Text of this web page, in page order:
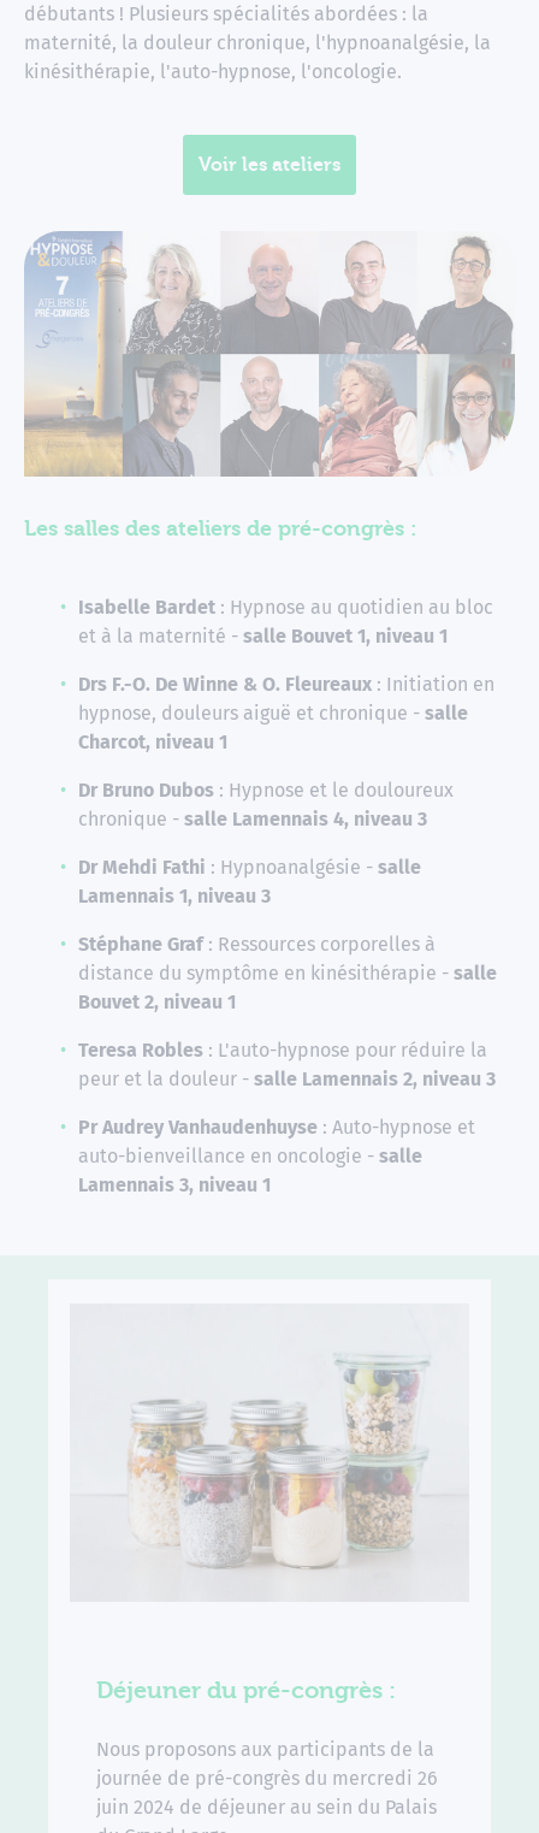
débutants ! Plusieurs spécialités abordées : la
maternité, la douleur chronique, l'hypnoanalgésie, la
kinésithérapie, l'auto-hypnose, l'oncologie.
Voir les ateliers
Les salles des ateliers de pré-congrès :
Isabelle Bardet : Hypnose au quotidien au bloc
et à la maternité - salle Bouvet 1, niveau 1
Drs F.-O. De Winne & O. Fleureaux : Initiation en
hypnose, douleurs aiguë et chronique - salle
Charcot, niveau 1
Dr Bruno Dubos : Hypnose et le douloureux
chronique - salle Lamennais 4, niveau 3
Dr Mehdi Fathi : Hypnoanalgésie - salle
Lamennais 1, niveau 3
Stéphane Graf: Ressources corporelles à
distance du symptôme en kinésithérapie - salle
Bouvet 2, niveau 1
Teresa Robles : L'auto-hypnose pour réduire la
peur et la douleur - salle Lamennais 2, niveau 3
Pr Audrey Vanhaudenhuyse : Auto-hypnose et
auto-bienveillance en oncologie - salle
Lamennais 3, niveau 1
Déjeuner du pré-congrès :
Nous proposons aux participants de la
journée de pré-congrès du mercredi 26
juin 2024 de déjeuner au sein du Palais